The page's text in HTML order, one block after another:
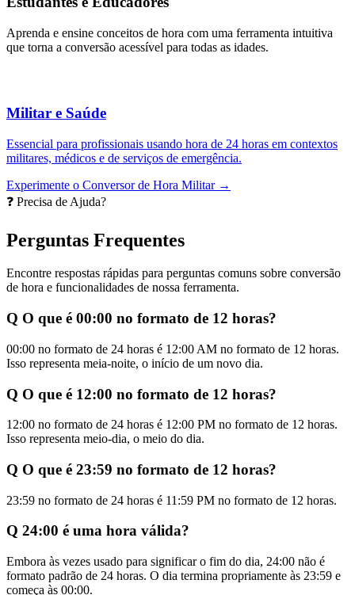
Aprenda e ensine conceitos de hora com uma ferramenta intuitiva
que torna a conversão acessível para todas as idades.
Militar e Saúde
Essencial para profissionais usando hora de 24 horas em contextos
militares, médicos e de serviços de emergência.
Experimente o Conversor de Hora Militar →
❓ Precisa de Ajuda?
Perguntas Frequentes
Encontre respostas rápidas para perguntas comuns sobre conversão
de hora e funcionalidades de nossa ferramenta.
Q O que é 00:00 no formato de 12 horas?
00:00 no formato de 24 horas é 12:00 AM no formato de 12 horas.
Isso representa meia-noite, o início de um novo dia.
Q O que é 12:00 no formato de 12 horas?
12:00 no formato de 24 horas é 12:00 PM no formato de 12 horas.
Isso representa meio-dia, o meio do dia.
Q O que é 23:59 no formato de 12 horas?
23:59 no formato de 24 horas é 11:59 PM no formato de 12 horas.
Q 24:00 é uma hora válida?
Embora às vezes usado para significar o fim do dia, 24:00 não é
formato padrão de 24 horas. O dia termina propriamente às 23:59 e
começa às 00:00.